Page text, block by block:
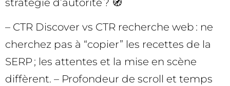
stratégie d’autorité ? 🧭
– CTR Discover vs CTR recherche web : ne
cherchez pas à “copier” les recettes de la
SERP ; les attentes et la mise en scène
diffèrent. – Profondeur de scroll et temps